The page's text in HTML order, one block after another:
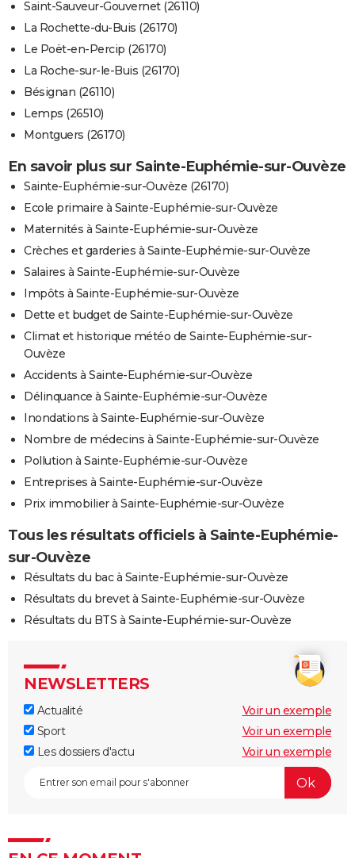
Saint-Sauveur-Gouvernet (26110)
La Rochette-du-Buis (26170)
Le Poët-en-Percip (26170)
La Roche-sur-le-Buis (26170)
Bésignan (26110)
Lemps (26510)
Montguers (26170)
En savoir plus sur Sainte-Euphémie-sur-Ouvèze
Sainte-Euphémie-sur-Ouvèze (26170)
Ecole primaire à Sainte-Euphémie-sur-Ouvèze
Maternités à Sainte-Euphémie-sur-Ouvèze
Crèches et garderies à Sainte-Euphémie-sur-Ouvèze
Salaires à Sainte-Euphémie-sur-Ouvèze
Impôts à Sainte-Euphémie-sur-Ouvèze
Dette et budget de Sainte-Euphémie-sur-Ouvèze
Climat et historique météo de Sainte-Euphémie-sur-
Ouvèze
Accidents à Sainte-Euphémie-sur-Ouvèze
Délinquance à Sainte-Euphémie-sur-Ouvèze
Inondations à Sainte-Euphémie-sur-Ouvèze
Nombre de médecins à Sainte-Euphémie-sur-Ouvèze
Pollution à Sainte-Euphémie-sur-Ouvèze
Entreprises à Sainte-Euphémie-sur-Ouvèze
Prix immobilier à Sainte-Euphémie-sur-Ouvèze
Tous les résultats officiels à Sainte-Euphémie-
sur-Ouvèze
Résultats du bac à Sainte-Euphémie-sur-Ouvèze
Résultats du brevet à Sainte-Euphémie-sur-Ouvèze
Résultats du BTS à Sainte-Euphémie-sur-Ouvèze
NEWSLETTERS
Actualité
Voir un exemple
Sport
Voir un exemple
Les dossiers d'actu
Voir un exemple